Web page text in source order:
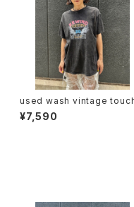
used wash vintage
rint T-shirt Tシャツ ヴィンテ
ージ風 プリント ウォッシュ加工
¥7,590